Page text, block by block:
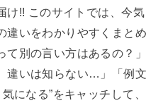
け!! このサイトでは、今気
違いをわかりやすくまとめ
別の言い方はあるの？」
違いは知らない…」「例文
になる”をキャッチして、